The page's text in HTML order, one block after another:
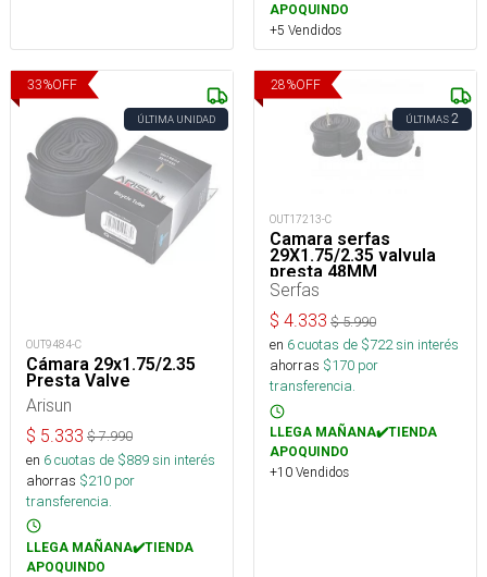
APOQUINDO
+5 Vendidos
33%OFF
ÚLTIMA UNIDAD
OUT9484-C
Cámara 29x1.75/2.35
Presta Valve
Arisun
$ 5.333 $7.990
en 6cuotas de $889sin interés
ahorras $210 por
transferencia.
LLEGA MAÑANA✔️TIENDA
APOQUINDO
28%OFF
ÚLTIMAS2
OUT17213-C
Camara serfas
29X1.75/2.35 valvula
presta 48MM
Serfas
$ 4.333 $5.990
en 6cuotas de $722sin interés
ahorras $170 por
transferencia.
LLEGA MAÑANA✔️TIENDA
APOQUINDO
+10 Vendidos